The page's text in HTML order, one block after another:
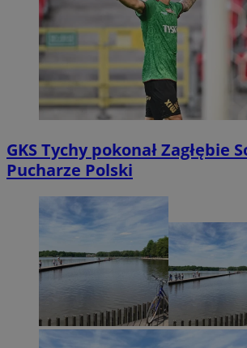
GKS Tychy pokonał Zagłębie
Pucharze Polski